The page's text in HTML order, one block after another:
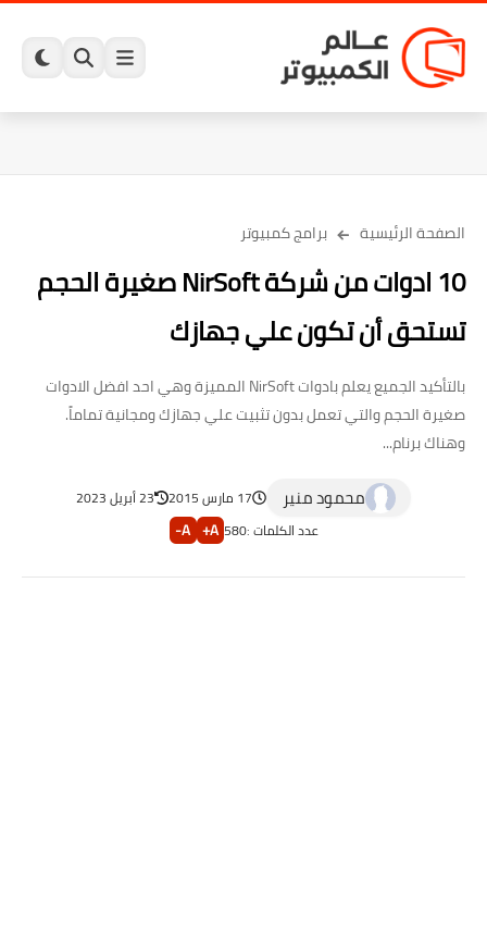
الصفحة الرئيسية برامج كمبيوتر
10 ادوات من شركة NirSoft صغيرة الحجم
تستحق أن تكون علي جهازك
بالتأكيد الجميع يعلم بادوات NirSoft المميزة وهي احد افضل الادوات
صغيرة الحجم والتي تعمل بدون تثبيت علي جهازك ومجانية تماماً.
وهناك برنام...
محمود منير 17 مارس 2015
23 أبريل 2023
عدد الكلمات :580
A+
A-